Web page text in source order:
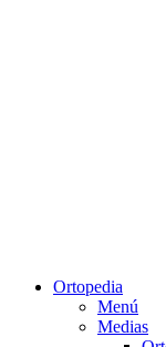
Ortopedia
Menú
Medias